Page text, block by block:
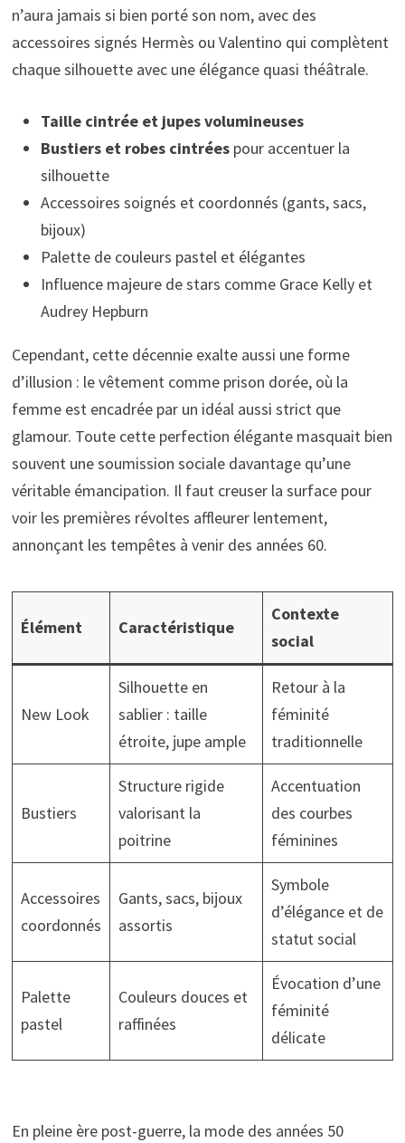
n’aura jamais si bien porté son nom, avec des
accessoires signés Hermès ou Valentino qui complètent
chaque silhouette avec une élégance quasi théâtrale.
Taille cintrée et jupes volumineuses
Bustiers et robes cintréespour accentuer la
silhouette
Accessoires soignés et coordonnés (gants, sacs,
bijoux)
Palette de couleurs pastel et élégantes
Influence majeure de stars comme Grace Kelly et
Audrey Hepburn
Cependant, cette décennie exalte aussi une forme
d’illusion : le vêtement comme prison dorée, où la
femme est encadrée par un idéal aussi strict que
glamour. Toute cette perfection élégante masquait bien
souvent une soumission sociale davantage qu’une
véritable émancipation. Il faut creuser la surface pour
voir les premières révoltes affleurer lentement,
annonçant les tempêtes à venir des années 60.
Élément Caractéristique
Contexte
social
New Look
Silhouette en
sablier : taille
étroite, jupe ample
Retour à la
féminité
traditionnelle
Bustiers
Structure rigide
valorisant la
poitrine
Accentuation
des courbes
féminines
Accessoires
coordonnés
Gants, sacs, bijoux
assortis
Symbole
d’élégance et de
statut social
Palette
pastel
Couleurs douces et
raffinées
Évocation d’une
féminité
délicate
En pleine ère post-guerre, la mode des années 50